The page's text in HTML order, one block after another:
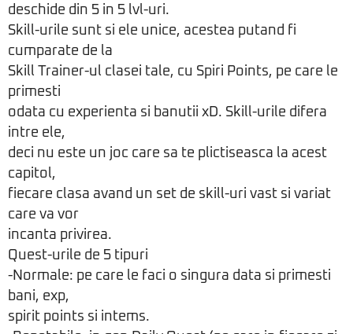
deschide din 5 in 5 lvl-uri.
Skill-urile sunt si ele unice, acestea putand fi
cumparate de la
Skill Trainer-ul clasei tale, cu Spiri Points, pe care le
primesti
odata cu experienta si banutii xD. Skill-urile difera
intre ele,
deci nu este un joc care sa te plictiseasca la acest
capitol,
fiecare clasa avand un set de skill-uri vast si variat
care va vor
incanta privirea.
Quest-urile de 5 tipuri
-Normale: pe care le faci o singura data si primesti
bani, exp,
spirit points si intems.